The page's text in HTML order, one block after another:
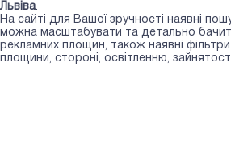
Львіва.
На сайті для Вашої зручності наявні
можна масштабувати та детально
рекламних площин, також наявні фільтри
площини, стороні, освітленню,